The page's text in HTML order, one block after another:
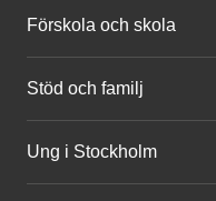
Förskola och skola
Stöd och familj
Ung i Stockholm